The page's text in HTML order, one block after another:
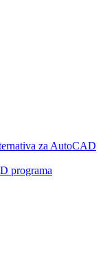
za AutoCAD
programa